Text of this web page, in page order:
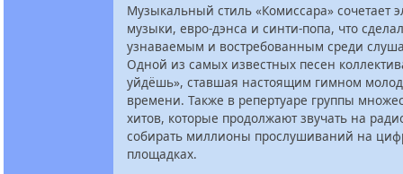
Музыкальный стиль «Комиссара» сочетает
музыки, евро-дэнса и синти-попа, что
узнаваемым и востребованным среди
Одной из самых известных песен
уйдёшь», ставшая настоящим гимном
времени. Также в репертуаре группы
хитов, которые продолжают звучать на
собирать миллионы прослушиваний на
площадках.